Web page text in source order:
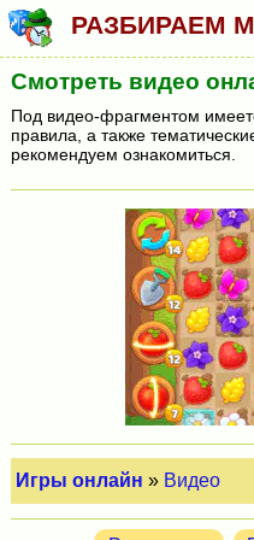
РАЗБИРАЕМ
Смотреть видео
Под видео-фрагментом
правила, а также
рекомендуем ознакомиться.
Игры онлайн » Видео